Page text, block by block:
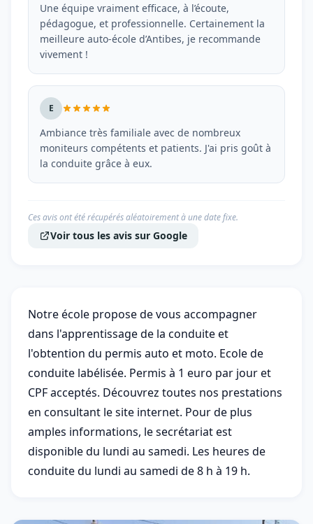
Une équipe vraiment efficace, à l’écoute,
pédagogue, et professionnelle. Certainement la
meilleure auto-école d’Antibes, je recommande
vivement !
E
Ambiance très familiale avec de nombreux
moniteurs compétents et patients. J'ai pris goût à
la conduite grâce à eux.
Ces avis ont été récupérés aléatoirement à une date fixe.
Voir tous les avis sur Google
Notre école propose de vous accompagner
dans l'apprentissage de la conduite et
l'obtention du permis auto et moto. Ecole de
conduite labélisée. Permis à 1 euro par jour et
CPF acceptés. Découvrez toutes nos prestations
en consultant le site internet. Pour de plus
amples informations, le secrétariat est
disponible du lundi au samedi. Les heures de
conduite du lundi au samedi de 8 h à 19 h.